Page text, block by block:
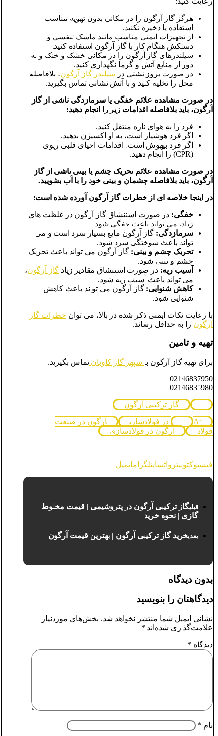
هرگز گاز آرگون را در مکانی بدون تهویه مناسب
استفاده یا ذخیره نکنید.
از تجهیزات ایمنی مناسب مانند ماسک تنفسی و
دستکش هنگام کار با گاز آرگون استفاده کنید.
سیلندرهای گاز آرگون را در مکانی خشک و خنک و به
دور از منابع آتش و گرما نگهداری کنید.
در صورت بروز نشتی در سیلندر گاز آرگون، بلافاصله
محل را تخلیه کنید و با آتش نشانی تماس بگیرید.
در صورت مشاهده علائم خفگی یا سرمازدگی ناشی از گاز
آرگون، باید بلافاصله اقدامات زیر را انجام دهید:
فرد را به هوای تازه منتقل کنید.
اگر فرد هوشیار است، به او اکسیژن بدهید.
اگر فرد بیهوش است، اقدامات احیای قلبی ریوی
(CPR) را انجام دهید.
در صورت مشاهده علائم تحریک چشم یا بینی ناشی از گاز
آرگون، باید بلافاصله چشمان و بینی خود را با آب بشویید.
در اینجا خلاصه ای از خطرات گاز آرگون آورده شده است:
خفگی: در صورت استنشاق گاز آرگون در غلظت های
زیاد، می تواند باعث خفگی شود.
سرمازدگی: گاز آرگون مایع بسیار سرد است و می
تواند باعث سوختگی سرد شود.
تحریک چشم و بینی: گاز آرگون می تواند باعث تحریک
چشم و بینی شود.
آسیب ریه: در صورت استنشاق مقادیر زیاد گاز آرگون،
می تواند باعث آسیب ریه شود.
کاهش شنوایی: گاز آرگون می تواند باعث کاهش
شنوایی شود.
با رعایت نکات ایمنی ذکر شده در بالا، می توان خطرات گاز
آرگون را به حداقل رساند.
تهیه و تامین
برای تهیه گاز آرگون با سپهر گار کاوبان تماس بگیرید.
02146837950
02146835980
گاز ترکیبی آرگون
Ar در فولادسازی
آرگون در صنعت
فولاد
آرگون در فولادسازی
فیسبوکتوییتر واتساپتلگرامایمیل
قبلیگاز ترکیبی آرگون در پتروشیمی | قیمت مخلوط
گازی | نحوه خرید
بعدیخرید گاز ترکیبی آرگون | بهترین قیمت آرگون
بدون دیدگاه
دیدگاهتان را بنویسید
نشانی ایمیل شما منتشر نخواهد شد. بخش‌های موردنیاز
علامت‌گذاری شده‌اند *
دیدگاه *
نام *